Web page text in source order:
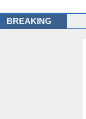
BREAKING